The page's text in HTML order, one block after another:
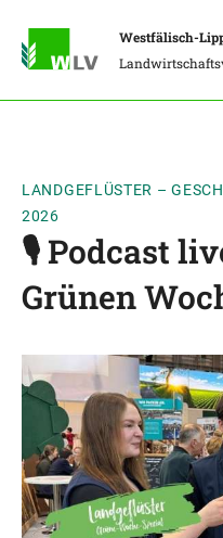
Westfälisch-
LANDGEFLÜSTER –
2026
🎙️ Podcast
Grünen